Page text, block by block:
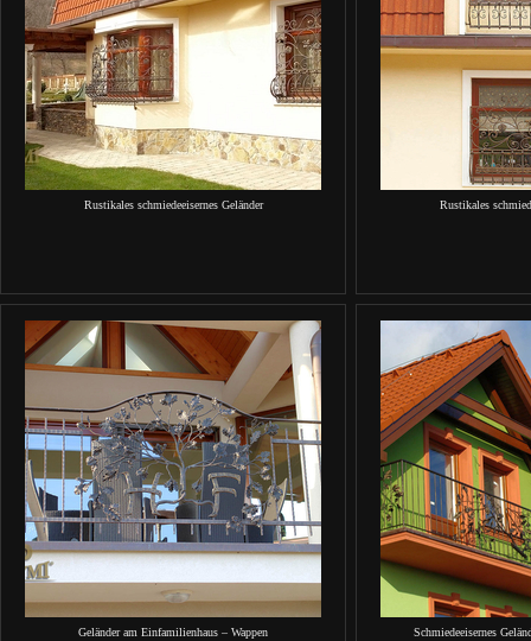
Rustikales schmiedeeisernes Geländer Rustikales
Geländer am Einfamilienhaus – Wappen Schmiedeeisernes